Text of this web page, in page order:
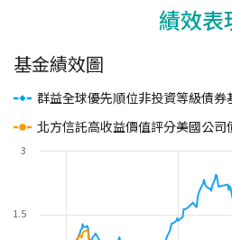
績效表
基金績效圖
群益全球優先順位非投資等級債
北方信託高收益價值評分美國公司
1.5
3